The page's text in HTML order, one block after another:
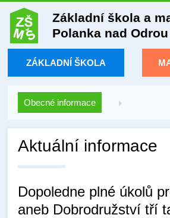
Základní škola a
Polanka nad Odrou
ZÁKLADNÍ ŠKOLA
Obecné informace
Aktuální informace
Dopoledne plné úkolů
aneb Dobrodružství tří